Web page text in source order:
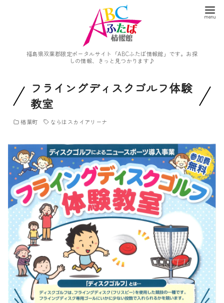
福島県双葉郡限定ポータルサイト「ABCふたば情報館」です。お探
しの情報、きっと見つかります♪
フライングディスクゴルフ体験
教室
楢葉町 ならはスカイアリーナ